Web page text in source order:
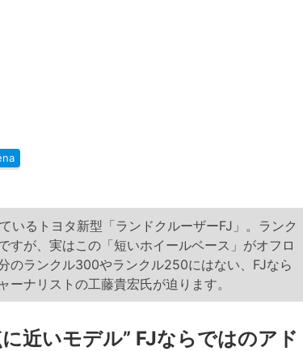
いるトヨタ新型「ランドクルーザーFJ」。ランク
すが、実はこの「短いホイールベース」がオフロ
のランクル300やランクル250にはない、FJなら
ナリストの工藤貴宏氏が迫ります。
近いモデル” FJならではのアド